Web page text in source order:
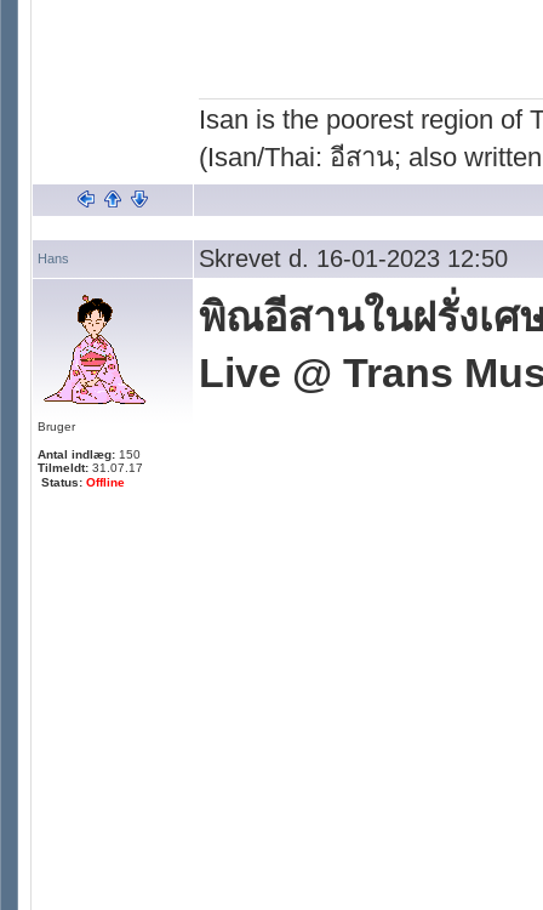
Isan is the poorest region of
(Isan/Thai: อีสาน; also
Hans Skrevet d. 16-01-2023 12:50
Bruger
Antal indlæg: 150
Tilmeldt: 31.07.17
Status: Offline
พิณอีสานในฝรั่งเศ
Live @ Trans